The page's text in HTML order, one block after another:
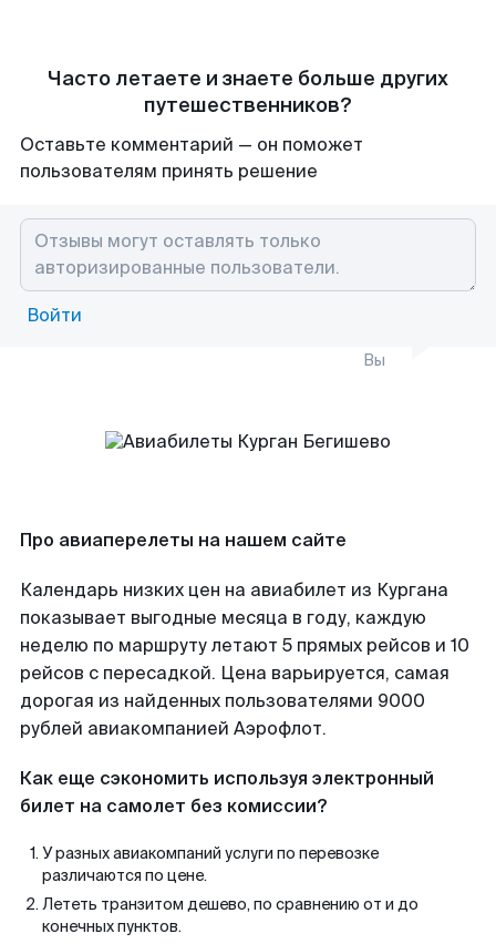
Часто летаете и знаете больше других
путешественников?
Оставьте комментарий — он поможет
пользователям принять решение
Войти
Вы
Про авиаперелеты на нашем сайте
Календарь низких цен на авиабилет из Кургана
показывает выгодные месяца в году, каждую
неделю по маршруту летают 5 прямых рейсов и 10
рейсов с пересадкой. Цена варьируется, самая
дорогая из найденных пользователями 9000
рублей авиакомпанией Аэрофлот.
Как еще сэкономить используя электронный
билет на самолет без комиссии?
У разных авиакомпаний услуги по перевозке
различаются по цене.
Лететь транзитом дешево, по сравнению от и до
конечных пунктов.